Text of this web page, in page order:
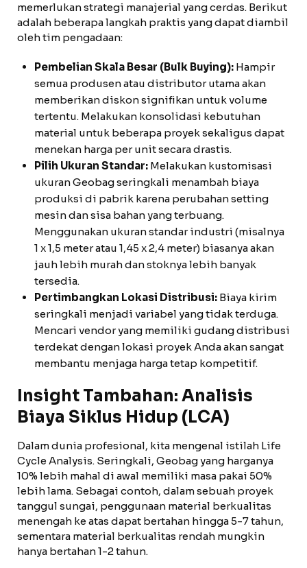
memerlukan strategi manajerial yang cerdas. Berikut
adalah beberapa langkah praktis yang dapat diambil
oleh tim pengadaan:
Pembelian Skala Besar (Bulk Buying): Hampir
semua produsen atau distributor utama akan
memberikan diskon signifikan untuk volume
tertentu. Melakukan konsolidasi kebutuhan
material untuk beberapa proyek sekaligus dapat
menekan harga per unit secara drastis.
Pilih Ukuran Standar: Melakukan kustomisasi
ukuran Geobag seringkali menambah biaya
produksi di pabrik karena perubahan setting
mesin dan sisa bahan yang terbuang.
Menggunakan ukuran standar industri (misalnya
1 x 1,5 meter atau 1,45 x 2,4 meter) biasanya akan
jauh lebih murah dan stoknya lebih banyak
tersedia.
Pertimbangkan Lokasi Distribusi: Biaya kirim
seringkali menjadi variabel yang tidak terduga.
Mencari vendor yang memiliki gudang distribusi
terdekat dengan lokasi proyek Anda akan sangat
membantu menjaga harga tetap kompetitif.
Insight Tambahan: Analisis
Biaya Siklus Hidup (LCA)
Dalam dunia profesional, kita mengenal istilah Life
Cycle Analysis. Seringkali, Geobag yang harganya
10% lebih mahal di awal memiliki masa pakai 50%
lebih lama. Sebagai contoh, dalam sebuah proyek
tanggul sungai, penggunaan material berkualitas
menengah ke atas dapat bertahan hingga 5-7 tahun,
sementara material berkualitas rendah mungkin
hanya bertahan 1-2 tahun.